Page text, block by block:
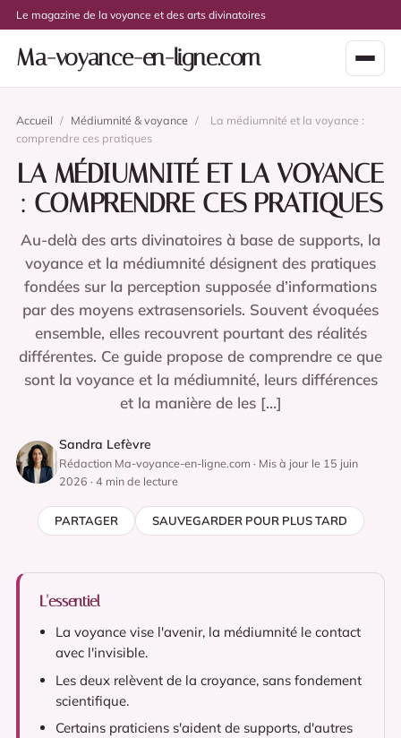
Le magazine de la voyance et des arts divinatoires
Ma-voyance-en-ligne.com
Accueil / Médiumnité & voyance /
La médiumnité et la voyance :
comprendre ces pratiques
LA MÉDIUMNITÉ ET LA VOYANCE
: COMPRENDRE CES PRATIQUES
Au-delà des arts divinatoires à base de supports, la
voyance et la médiumnité désignent des pratiques
fondées sur la perception supposée d’informations
par des moyens extrasensoriels. Souvent évoquées
ensemble, elles recouvrent pourtant des réalités
différentes. Ce guide propose de comprendre ce que
sont la voyance et la médiumnité, leurs différences
et la manière de les […]
Sandra Lefèvre
Rédaction Ma-voyance-en-ligne.com · Mis à jour le 15 juin
2026 · 4 min de lecture
PARTAGER SAUVEGARDER POUR PLUS TARD
L'essentiel
La voyance vise l'avenir, la médiumnité le contact
avec l'invisible.
Les deux relèvent de la croyance, sans fondement
scientifique.
Certains praticiens s'aident de supports, d'autres